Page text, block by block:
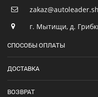
г. Мытищи, д.
СПОСОБЫ ОПЛАТЫ
ДОСТАВКА
ВОЗВРАТ